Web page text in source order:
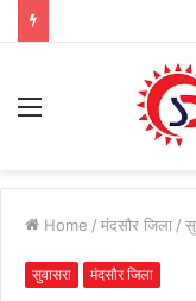
Menu
Home / मंदसौर जिला /
सुवासरा मंदसौर जिला